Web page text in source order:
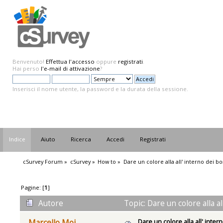
Benvenuto! Effettua l'accesso oppure registrati.
Hai perso l'e-mail di attivazione?
Inserisci il nome utente, la password e la durata della sessione.
Indice Aiuto Ricerca Accedi Registrati
cSurvey Forum » cSurvey» How to » Dare un colore alla all' interno dei
Pagine: [1]
Autore
Topic: Dare un colore alla